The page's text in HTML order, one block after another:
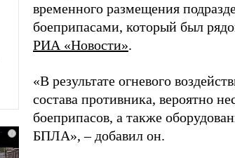
временного размещения
боеприпасами, который был
РИА «Новости».
«В результате огневого
состава противника, вероятно
боеприпасов, а также
БПЛА», – добавил он.